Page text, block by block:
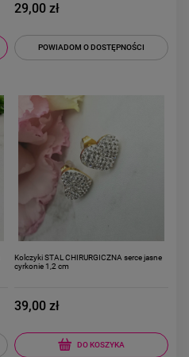
29,00 zł
POWIADOM O DOSTĘPNOŚCI
Kolczyki STAL CHIRURGICZNA serce jasne
cyrkonie 1,2 cm
39,00 zł
DO KOSZYKA